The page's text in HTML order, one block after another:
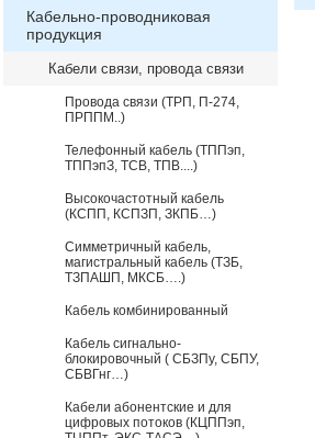
Кабельно-проводниковая
продукция
Кабели связи, провода связи
Провода связи (ТРП, П-274,
ПРППМ..)
Телефонный кабель (ТППэп,
ТППэпЗ, ТСВ, ТПВ....)
Высокочастотный кабель
(КСПП, КСПЗП, ЗКПБ…)
Симметричный кабель,
магистральный кабель (ТЗБ,
ТЗПАШП, МКСБ….)
Кабель комбинированный
Кабель сигнально-
блокировочный ( СБЗПу, СБПУ,
СБВГнг…)
Кабели абонентские и для
цифровых потоков (КЦППэп,